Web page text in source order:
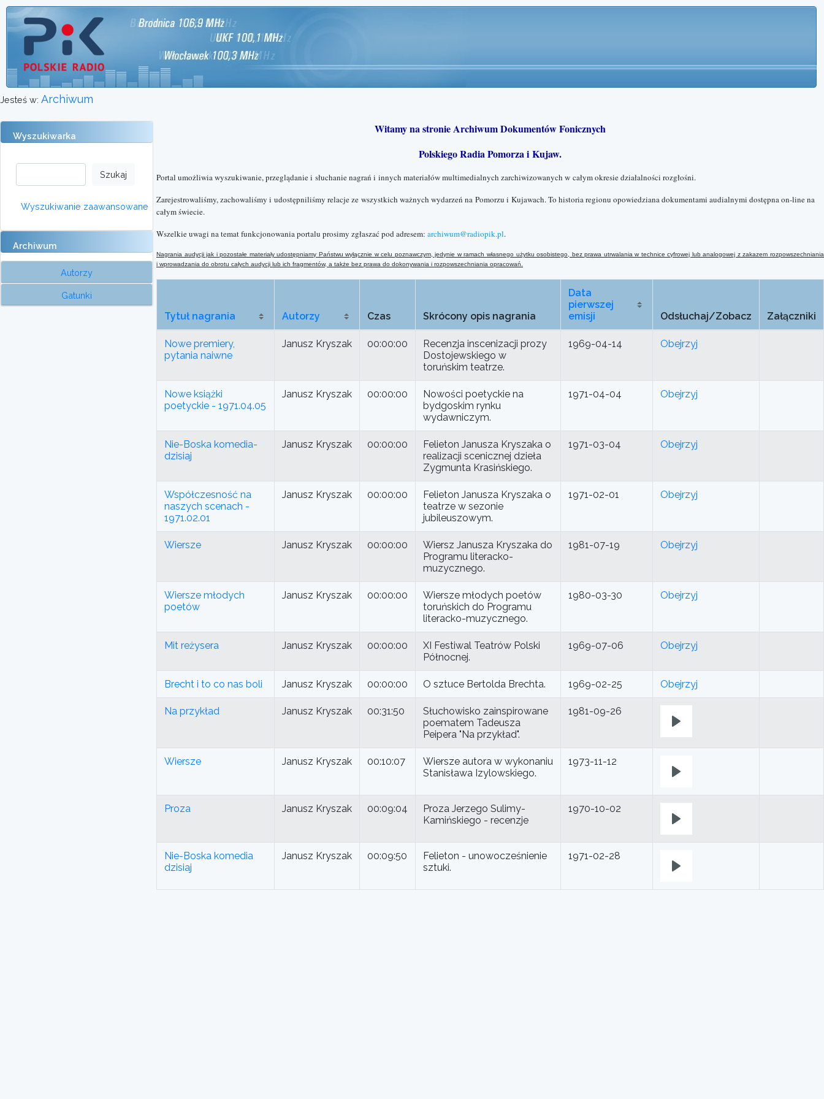
Jesteś w: Archiwum
Wyszukiwarka
Wyszukiwanie zaawansowane
Archiwum
Autorzy
Gatunki
Witamy na stronie Archiwum Dokumentów Fonicznych
Polskiego Radia Pomorza i Kujaw.
Portal umożliwia wyszukiwanie, przeglądanie i słuchanie nagrań i innych materiałów multimedialnych zarchiwizowanych w całym okresie działalności rozgłośni.
Zarejestrowaliśmy, zachowaliśmy i udostępniliśmy relacje ze wszystkich ważnych wydarzeń na Pomorzu i Kujawach. To historia regionu opowiedziana dokumentami audialnymi dostępna on-line na
całym świecie.
Wszelkie uwagi na temat funkcjonowania portalu prosimy zgłaszać pod adresem: archiwum@radiopik.pl.
Nagrania audycji jak i pozostałe materiały udostępniamy Państwu wyłącznie w celu poznawczym, jedynie w ramach własnego użytku osobistego, bez prawa utrwalania w technice cyfrowej lub analogowej zzakazem rozpowszechniania
i wprowadzania do obrotu całych audycji lub ich fragmentów, a także bez prawa do dokonywania i rozpowszechniania opracowań.
Tytuł nagrania Autorzy Czas Skrócony opis nagrania
Data
pierwszej
emisji
Odsłuchaj/Zobacz Załączniki
Nowe premiery,
pytania naiwne
Janusz Kryszak 00:00:00
Recenzja inscenizacji prozy
Dostojewskiego w
toruńskim teatrze.
1969-04-14 Obejrzyj
Nowe książki
poetyckie - 1971.04.05
Janusz Kryszak 00:00:00
Nowości poetyckie na
bydgoskim rynku
wydawniczym.
1971-04-04 Obejrzyj
Nie-Boska komedia-
dzisiaj
Janusz Kryszak 00:00:00
Felieton Janusza Kryszaka o
realizacji scenicznej dzieła
Zygmunta Krasińskiego.
1971-03-04 Obejrzyj
Współczesność na
naszych scenach -
1971.02.01
Janusz Kryszak 00:00:00
Felieton Janusza Kryszaka o
teatrze w sezonie
jubileuszowym.
1971-02-01 Obejrzyj
Wiersze Janusz Kryszak 00:00:00
Wiersz Janusza Kryszaka do
Programu literacko-
muzycznego.
1981-07-19 Obejrzyj
Wiersze młodych
poetów
Janusz Kryszak 00:00:00
Wiersze młodych poetów
toruńskich do Programu
literacko-muzycznego.
1980-03-30 Obejrzyj
Mit reżysera Janusz Kryszak 00:00:00
XI Festiwal Teatrów Polski
Północnej.
1969-07-06 Obejrzyj
Brecht i to co nas boli Janusz Kryszak 00:00:00 O sztuce Bertolda Brechta. 1969-02-25 Obejrzyj
Na przykład Janusz Kryszak 00:31:50
Słuchowisko zainspirowane
poematem Tadeusza
Peipera "Na przykład".
1981-09-26
Wiersze Janusz Kryszak 00:10:07
Wiersze autora w wykonaniu
Stanisława Izylowskiego.
1973-11-12
Proza Janusz Kryszak 00:09:04
Proza Jerzego Sulimy-
Kamińskiego - recenzje
1970-10-02
Nie-Boska komedia
dzisiaj
Janusz Kryszak 00:09:50
Felieton - unowocześnienie
sztuki.
1971-02-28